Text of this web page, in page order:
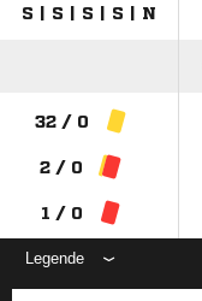
S | S | S | S | N
32 / 0
2 / 0
1 / 0
Legende